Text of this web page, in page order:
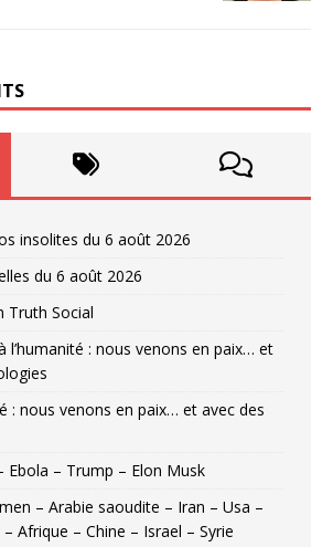
insolites du 6 août 2026
du 6 août 2026
Truth Social
l’humanité : nous venons en paix… et
: nous venons en paix… et avec des
Ebola – Trump – Elon Musk
– Arabie saoudite – Iran – Usa –
Afrique – Chine – Israel – Syrie